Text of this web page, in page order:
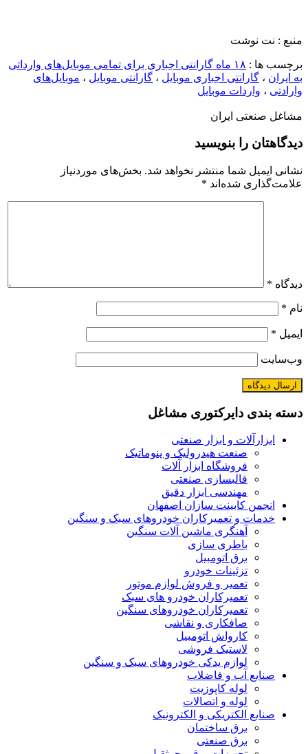
منبع : نت نوشت
برچسب ها :
۱۸ ماه گارانتی اجباری برای تمامی موبایل‌های وارداتی
به ایران ، گارانتی اجباری موبایل ، گارانتی موبایل ، موبایل‌های
وارادتی ، واردات موبایل
مشاغل صنعتی ایران
دیدگاهتان را بنویسید
نشانی ایمیل شما منتشر نخواهد شد. بخش‌های موردنیاز
علامت‌گذاری شده‌اند *
دیدگاه *
نام *
ایمیل *
وب‌سایت
دسته بندی دایرکتوری مشاغل
ابزارآلات و ابزار صنعتی
صنعت هیدرولیک و پنوماتیک
فروشگاه ابزار آلات
قالبسازی صنعتی
مهندسی ابزار دقیق
انجمن کابینت سازان اصفهان
خدمات و تعمیرکاران خودروهای سبک و سنگین
آهنگری ماشین آلات سنگین
باطری سازی
برق اتومبیل
تزئینات خودرو
تعمیر و فروش لوازم موتور
تعمیرکاران خودرو های سبک
تعمیرکاران خودروهای سنگین
صافکاری و نقاشی
کارواش اتومبیل
لاستیک فروشی
لوازم یدکی خودروهای سبک و سنگین
صنایع آب و فاضلاب
لوله کاپوزیت
لوله و اتصالات
صنایع الکتریکی و الکترونیک
برق ساختمان
برق صنعتی